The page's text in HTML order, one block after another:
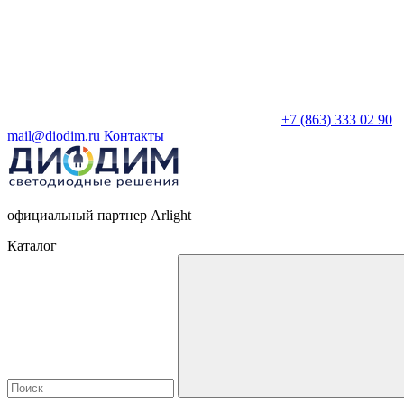
+7 (863) 333 02 90
mail@diodim.ru Контакты
официальный партнер Arlight
Каталог